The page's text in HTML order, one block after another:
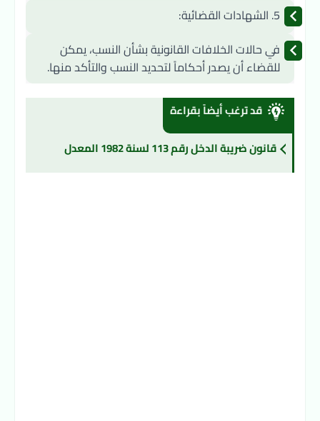
5. الشهادات القضائية:
للقضاء أن يصدر أحكاماً لتحديد النسب والتأكد منها.
قد ترغب أيضاً بقراءة
قانون ضريبة الدخل رقم 113 لسنة 1982 المعدل